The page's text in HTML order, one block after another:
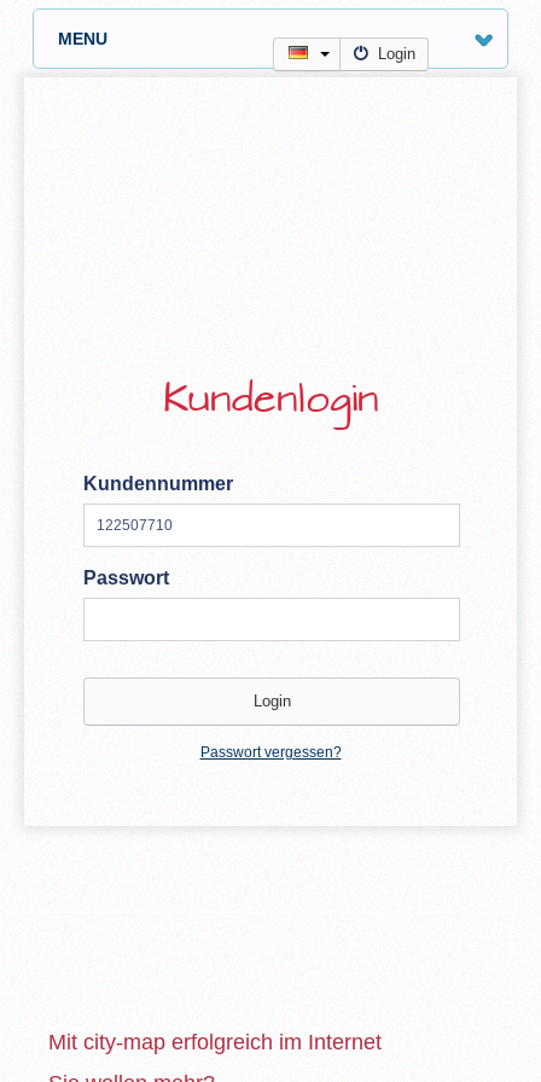
MENU
Login
Kundenlogin
Kundennummer
Passwort
Passwort vergessen?
Mit city-map erfolgreich im Internet